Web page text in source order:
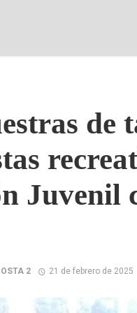
de
Juvenil
2 21 de febrero de 2025